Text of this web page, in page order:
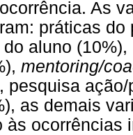
As
práticas
aluno
mentoring/
pesquisa
as demais
às ocorrências